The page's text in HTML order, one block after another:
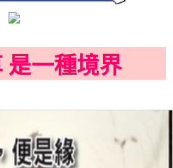
是一種境界